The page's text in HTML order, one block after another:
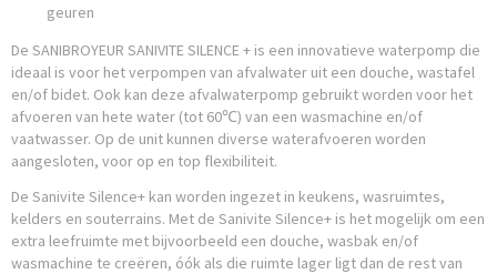
geuren
De SANIBROYEUR SANIVITE SILENCE + is een innovatieve waterpomp die
ideaal is voor het verpompen van afvalwater uit een douche, wastafel
en/of bidet. Ook kan deze afvalwaterpomp gebruikt worden voor het
afvoeren van hete water (tot 60℃) van een wasmachine en/of
vaatwasser. Op de unit kunnen diverse waterafvoeren worden
aangesloten, voor op en top flexibiliteit.
De Sanivite Silence+ kan worden ingezet in keukens, wasruimtes,
kelders en souterrains. Met de Sanivite Silence+ is het mogelijk om een
extra leefruimte met bijvoorbeeld een douche, wasbak en/of
wasmachine te creëren, óók als die ruimte lager ligt dan de rest van